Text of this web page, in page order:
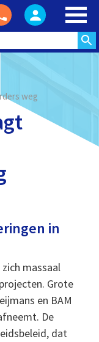
weg
in
massaal
Grote
en BAM
De
dat